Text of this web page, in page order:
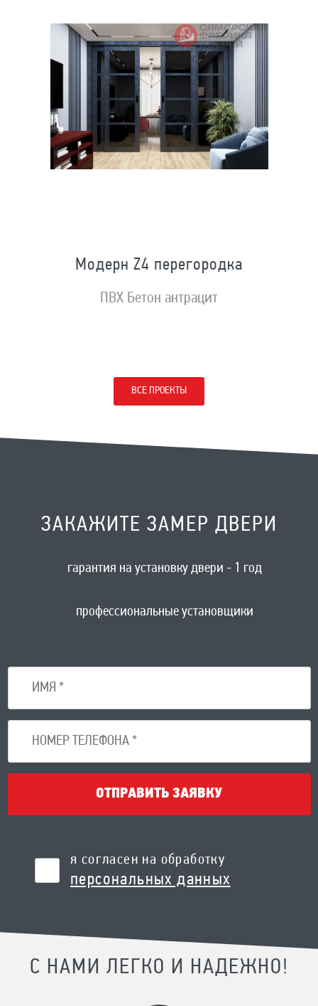
Модерн Z4 перегородка
ПВХ Бетон антрацит
ВСЕ ПРОЕКТЫ
ЗАКАЖИТЕ ЗАМЕР ДВЕРИ
гарантия на установку двери - 1 год
профессиональные установщики
ОТПРАВИТЬ ЗАЯВКУ
я согласен на обработку
персональных данных
С НАМИ ЛЕГКО И НАДЕЖНО!